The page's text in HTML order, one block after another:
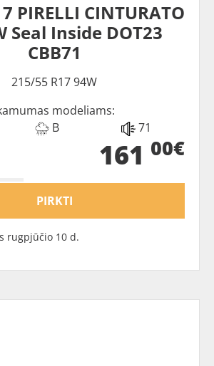
PIRELLI CINTURATO
Seal Inside DOT23
CBB71
215/55 R17 94W
modeliams:
B 71
161 00€
PIRKTI
rugpjūčio 10 d.